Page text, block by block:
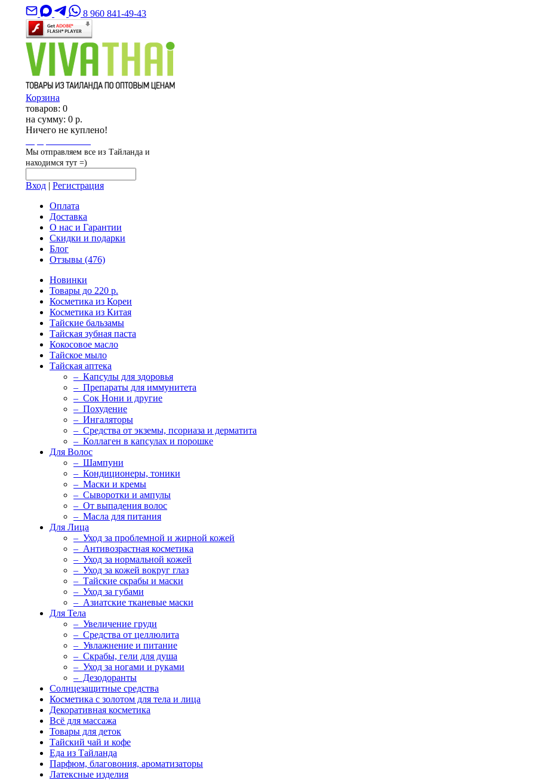
8 960 841-49-43
Корзина
товаров: 0
на сумму: 0 р.
Ничего не куплено!
Мы отправляем все из Тайланда и
находимся тут =)
Вход | Регистрация
Оплата
Доставка
О нас и Гарантии
Скидки и подарки
Блог
Отзывы (476)
Новинки
Товары до 220 р.
Косметика из Кореи
Косметика из Китая
Тайские бальзамы
Тайская зубная паста
Кокосовое масло
Тайское мыло
Тайская аптека
– Капсулы для здоровья
– Препараты для иммунитета
– Сок Нони и другие
– Похудение
– Ингаляторы
– Средства от экземы, псориаза и дерматита
– Коллаген в капсулах и порошке
Для Волос
– Шампуни
– Кондиционеры, тоники
– Маски и кремы
– Сыворотки и ампулы
– От выпадения волос
– Масла для питания
Для Лица
– Уход за проблемной и жирной кожей
– Антивозрастная косметика
– Уход за нормальной кожей
– Уход за кожей вокруг глаз
– Тайские скрабы и маски
– Уход за губами
– Азиатские тканевые маски
Для Тела
– Увеличение груди
– Средства от целлюлита
– Увлажнение и питание
– Скрабы, гели для душа
– Уход за ногами и руками
– Дезодоранты
Солнцезащитные средства
Косметика с золотом для тела и лица
Декоративная косметика
Всё для массажа
Товары для деток
Тайский чай и кофе
Еда из Тайланда
Парфюм, благовония, ароматизаторы
Латексные изделия